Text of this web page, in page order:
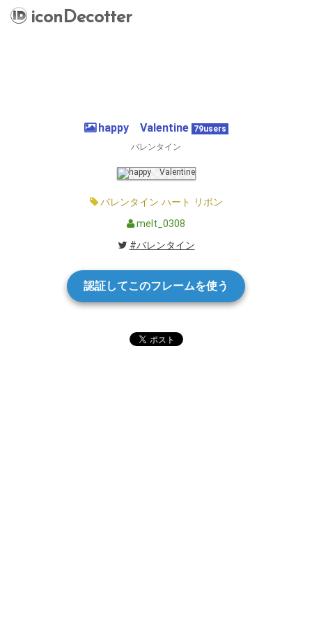
iconDecotter
happy Valentine
79users
バレンタイン
バレンタイン ハート リボン
melt_0308
#バレンタイン
認証してこのフレームを使う